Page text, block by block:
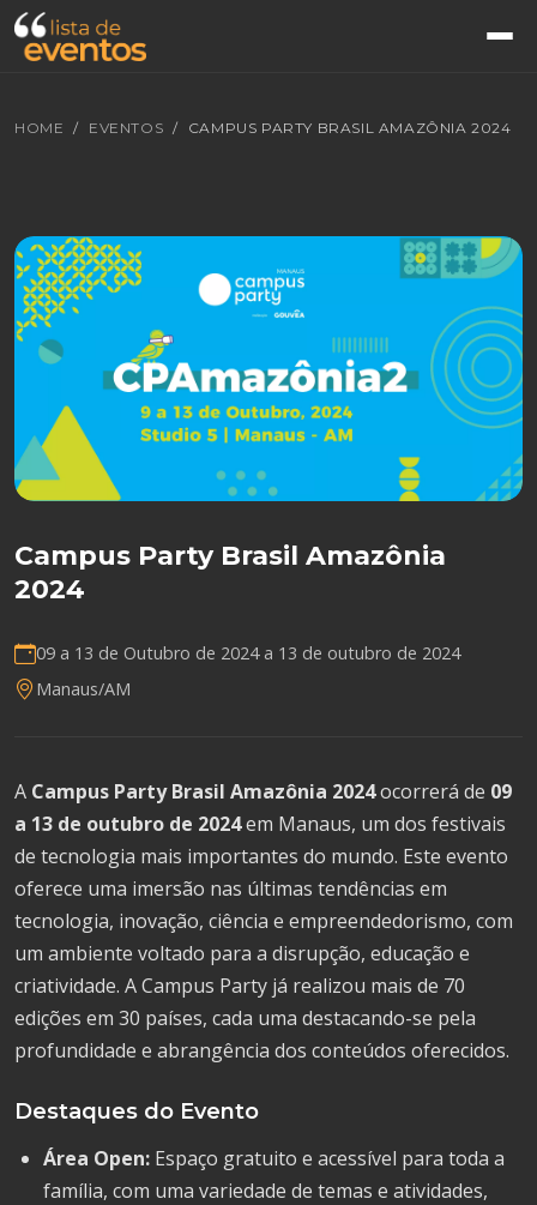
HOME EVENTOS CAMPUS PARTY BRASIL AMAZÔNIA 2024
Campus Party Brasil Amazônia
2024
09 a 13 de Outubro de 2024 a 13 de outubro de 2024
Manaus/AM
A Campus Party Brasil Amazônia 2024ocorrerá de 09
a 13 de outubro de 2024em Manaus, um dos festivais
de tecnologia mais importantes do mundo. Este evento
oferece uma imersão nas últimas tendências em
tecnologia, inovação, ciência e empreendedorismo, com
um ambiente voltado para a disrupção, educação e
criatividade. A Campus Party já realizou mais de 70
edições em 30 países, cada uma destacando-se pela
profundidade e abrangência dos conteúdos oferecidos.
Destaques do Evento
Área Open: Espaço gratuito e acessível para toda a
família, com uma variedade de temas e atividades,